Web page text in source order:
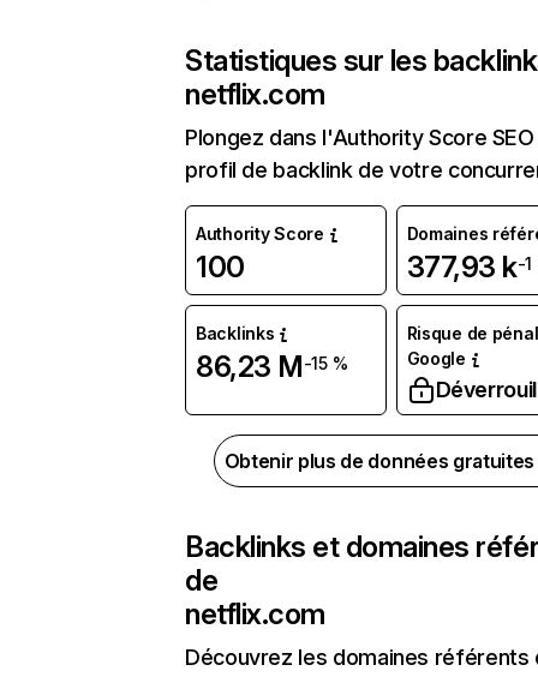
Statistiques sur les
netflix.com
Plongez dans l'Authority Score
profil de backlink de votre
Authority Score
100
Domaines
377,93 k-1
Backlinks
86,23 M-15 %
Risque de
Google
Obtenir plus de données
Backlinks et domaines
de
netflix.com
Découvrez les domaines référents